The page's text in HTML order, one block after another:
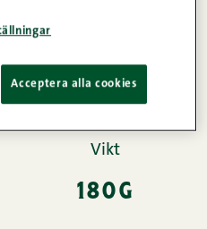
och kötthalten är
tacksamt alternativ för
stress.
Vikt
180g
Acceptera alla cookies